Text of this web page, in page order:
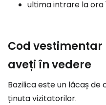
ultima intrare la ora
Cod vestimentar
aveți în vedere
Bazilica este un lăcaș
ținuta vizitatorilor.